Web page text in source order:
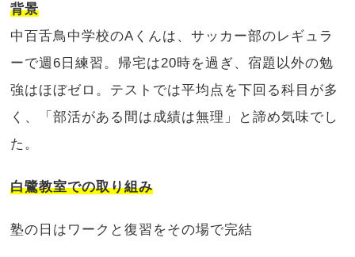
背景
中百舌鳥中学校のAくんは、サッカー部のレギュラ
ーで週6日練習。帰宅は20時を過ぎ、宿題以外の勉
強はほぼゼロ。テストでは平均点を下回る科目が多
く、「部活がある間は成績は無理」と諦め気味でし
た。
白鷺教室での取り組み
塾の日はワークと復習をその場で完結